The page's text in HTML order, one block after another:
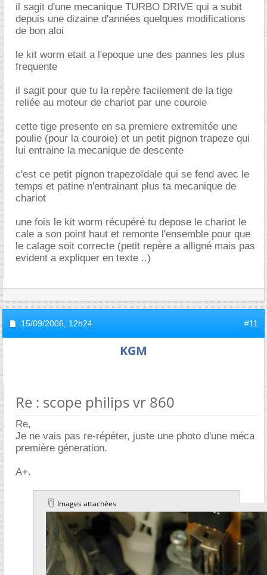
il sagit d'une mecanique TURBO DRIVE qui a subit
depuis une dizaine d'années quelques modifications
de bon aloi
le kit worm etait a l'epoque une des pannes les plus
frequente
il sagit pour que tu la repère facilement de la tige
reliée au moteur de chariot par une couroie
cette tige presente en sa premiere extremitée une
poulie (pour la couroie) et un petit pignon trapeze qui
lui entraine la mecanique de descente
c'est ce petit pignon trapezoïdale qui se fend avec le
temps et patine n'entrainant plus ta mecanique de
chariot
une fois le kit worm récupéré tu depose le chariot le
cale a son point haut et remonte l'ensemble pour que
le calage soit correcte (petit repère a alligné mais pas
evident a expliquer en texte ..)
15/09/2006, 12h24 #11
KGM
Re : scope philips vr 860
Re,
Je ne vais pas re-répéter, juste une photo d'une méca
première géneration.
A+.
Images attachées